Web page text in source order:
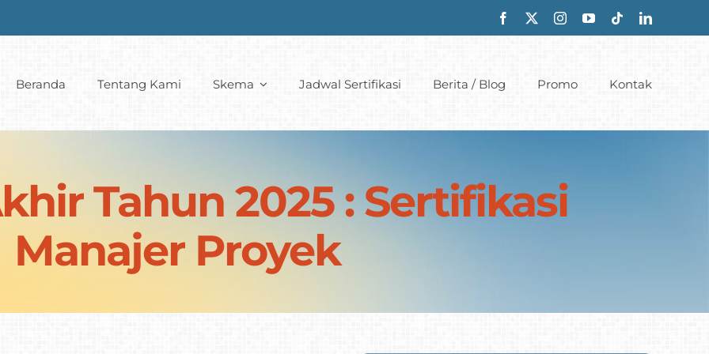
Beranda Tentang Kami Skema Jadwal Sertifikasi Berita / Blog Promo Kontak
Tahun 2025 : Sertifikasi
Manajer Proyek